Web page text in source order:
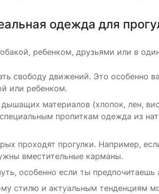
одежда для
ребенком, друзьями или в
свободу движений. Это особенно
или ребенком.
материалов (хлопок, лен,
пропиткам одежда из
проходят прогулки. Например,
вместительные карманы.
особенно если ты предпочитаешь
стилю и актуальным тенденциям